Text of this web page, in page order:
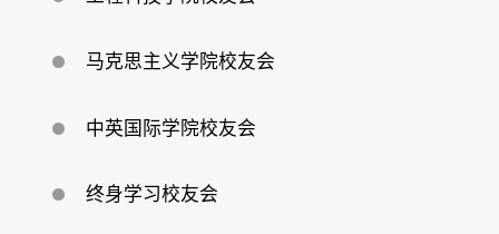
马克思主义学院校友会
中英国际学院校友会
终身学习校友会